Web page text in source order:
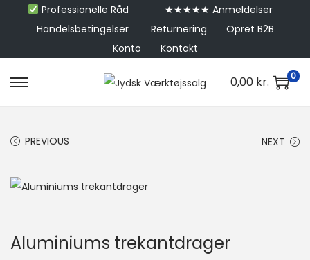
Professionelle Råd
★★★★★ Anmeldelser
Handelsbetingelser
Returnering
Opret B2B
Konto
Kontakt
0,00 kr. 0
PREVIOUS NEXT
Aluminiums trekantdrager